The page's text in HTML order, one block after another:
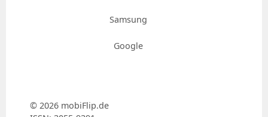
Samsung
Google
© 2026 mobiFlip.de